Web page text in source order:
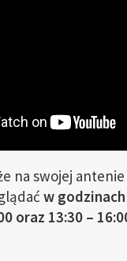
na swojej
w godzinach
oraz 13:30 –